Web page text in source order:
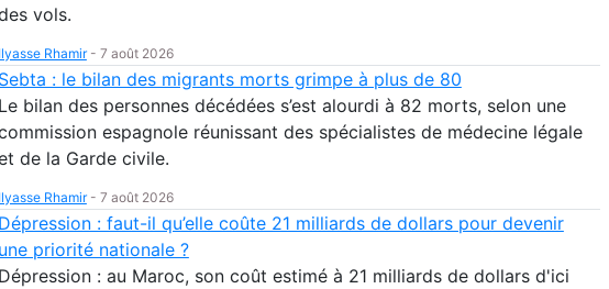
vols.
Ilyasse Rhamir- 7 août 2026
Sebta : le bilan des migrants morts grimpe à plus de 80
Le bilan des personnes décédées s’est alourdi à 82 morts, selon une
espagnole réunissant des spécialistes de médecine légale
de la Garde civile.
Ilyasse Rhamir- 7 août 2026
Dépression : faut-il qu’elle coûte 21 milliards de dollars pour devenir
une priorité nationale ?
Dépression : au Maroc, son coût estimé à 21 milliards de dollars d'ici